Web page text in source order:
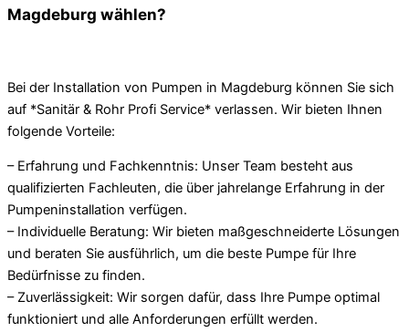
Magdeburg wählen?
Bei der Installation von Pumpen in Magdeburg können Sie sich
auf *Sanitär & Rohr Profi Service* verlassen. Wir bieten Ihnen
folgende Vorteile:
– Erfahrung und Fachkenntnis: Unser Team besteht aus
qualifizierten Fachleuten, die über jahrelange Erfahrung in der
Pumpeninstallation verfügen.
– Individuelle Beratung: Wir bieten maßgeschneiderte Lösungen
und beraten Sie ausführlich, um die beste Pumpe für Ihre
Bedürfnisse zu finden.
– Zuverlässigkeit: Wir sorgen dafür, dass Ihre Pumpe optimal
funktioniert und alle Anforderungen erfüllt werden.